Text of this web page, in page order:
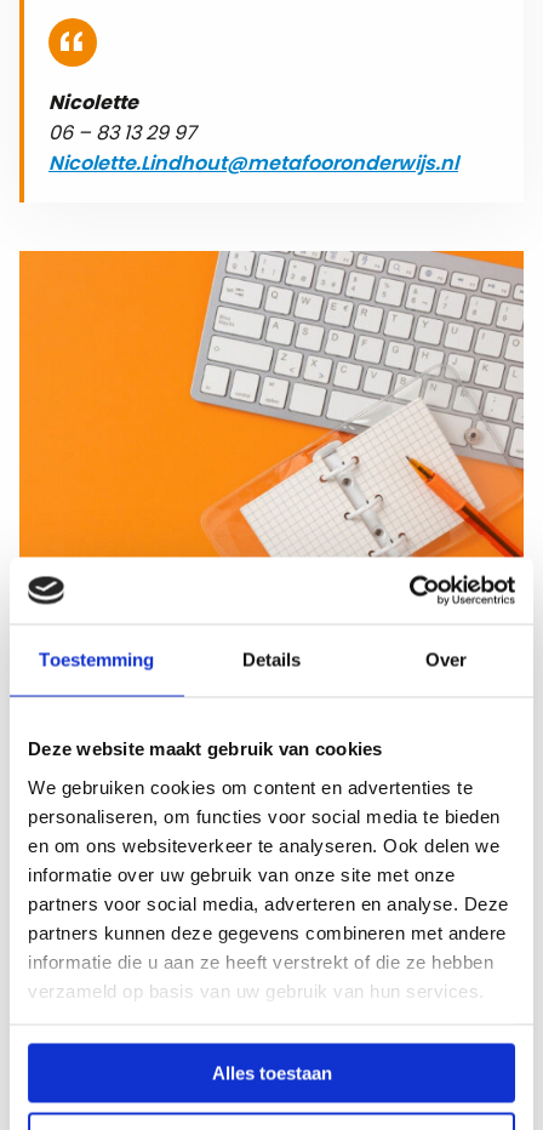
Toestemming Details Over
Deze website maakt gebruik van cookies
We gebruiken cookies om content en advertenties te
personaliseren, om functies voor social media te bieden
en om ons websiteverkeer te analyseren. Ook delen we
informatie over uw gebruik van onze site met onze
partners voor social media, adverteren en analyse. Deze
partners kunnen deze gegevens combineren met andere
informatie die u aan ze heeft verstrekt of die ze hebben
verzameld op basis van uw gebruik van hun services.
Alles toestaan
Nicolette
06 – 83 13 29 97
Nicolette.Lindhout@metafooronderwijs.nl
Vacature in je team bij MBO
Utrecht?
Meld je vacature direct bij ons aan. Samen vinden we
de juiste onderwijsprofessional. Geen gedoe, wél de
perfecte match!